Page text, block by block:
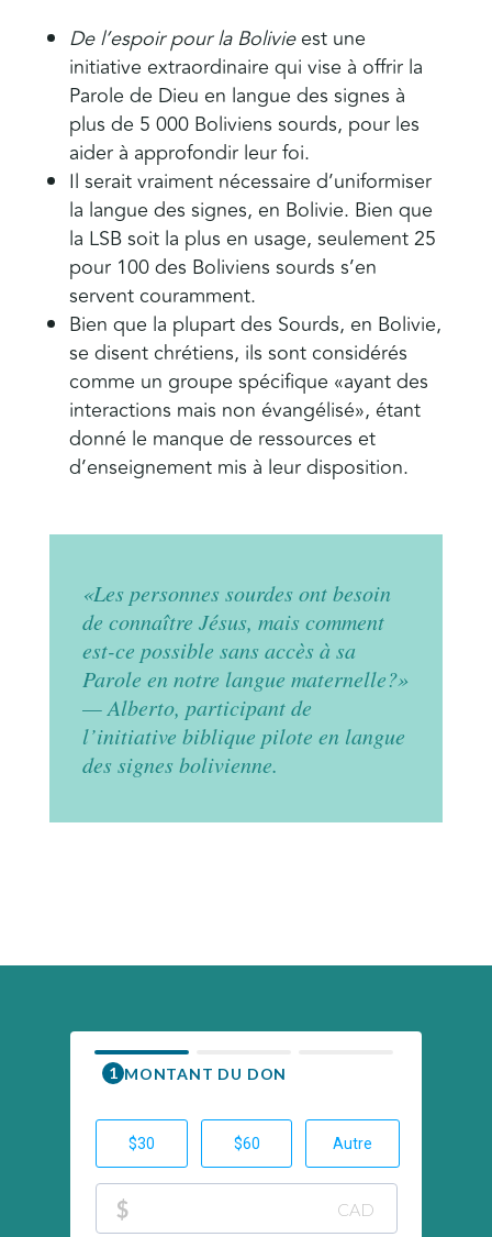
De l’espoir pour la Bolivieest une
initiative extraordinaire qui vise à offrir la
Parole de Dieu en langue des signes à
plus de 5 000 Boliviens sourds, pour les
aider à approfondir leur foi.
Il serait vraiment nécessaire d’uniformiser
la langue des signes, en Bolivie. Bien que
la LSB soit la plus en usage, seulement 25
pour 100 des Boliviens sourds s’en
servent couramment.
Bien que la plupart des Sourds, en Bolivie,
se disent chrétiens, ils sont considérés
comme un groupe spécifique «ayant des
interactions mais non évangélisé», étant
donné le manque de ressources et
d’enseignement mis à leur disposition.
«Les personnes sourdes ont besoin
de connaître Jésus, mais comment
est-ce possible sans accès à sa
Parole en notre langue maternelle?»
— Alberto, participant de
l’initiative biblique pilote en langue
des signes bolivienne.